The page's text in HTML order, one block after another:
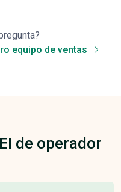
equipo de ventas
de operador